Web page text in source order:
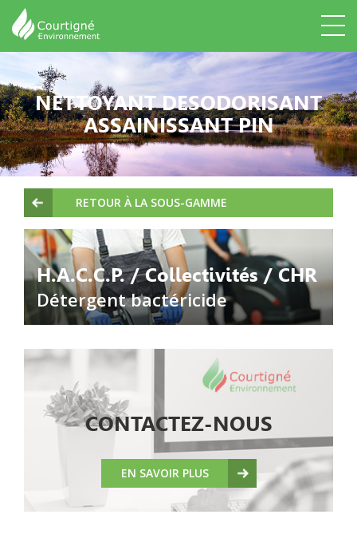
NETTOYANT DESODORISANT
ASSAINISSANT PIN
RETOUR À LA SOUS-GAMME
H.A.C.C.P. / Collectivités / CHR
Détergent bactéricide
CONTACTEZ-NOUS
EN SAVOIR PLUS